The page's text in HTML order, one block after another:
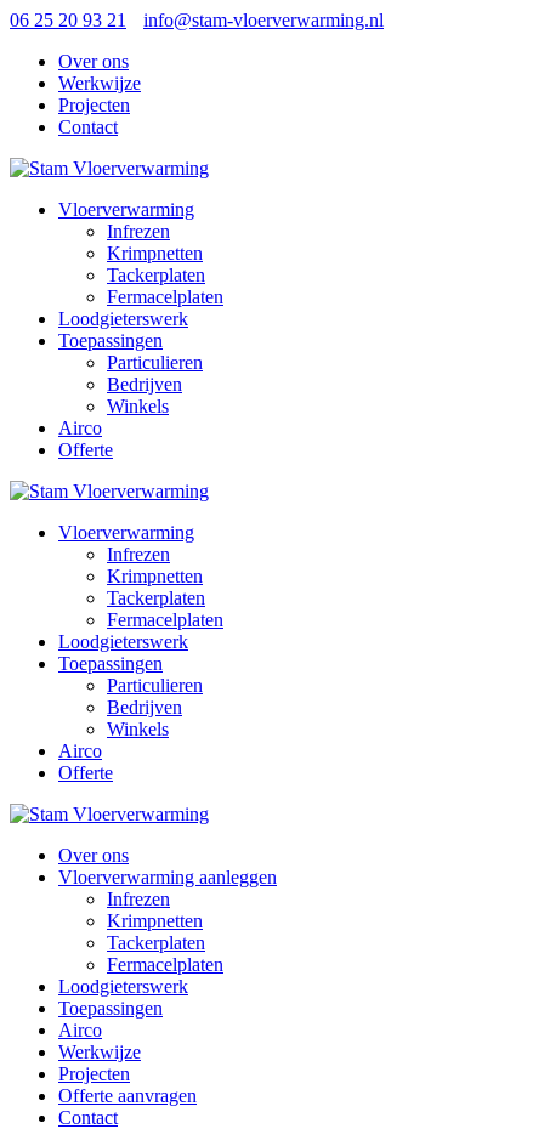
06 25 20 93 21
info@stam-vloerverwarming.nl
Over ons
Werkwijze
Projecten
Contact
Vloerverwarming
Infrezen
Krimpnetten
Tackerplaten
Fermacelplaten
Loodgieterswerk
Toepassingen
Particulieren
Bedrijven
Winkels
Airco
Offerte
Vloerverwarming
Infrezen
Krimpnetten
Tackerplaten
Fermacelplaten
Loodgieterswerk
Toepassingen
Particulieren
Bedrijven
Winkels
Airco
Offerte
Over ons
Vloerverwarming aanleggen
Infrezen
Krimpnetten
Tackerplaten
Fermacelplaten
Loodgieterswerk
Toepassingen
Airco
Werkwijze
Projecten
Offerte aanvragen
Contact